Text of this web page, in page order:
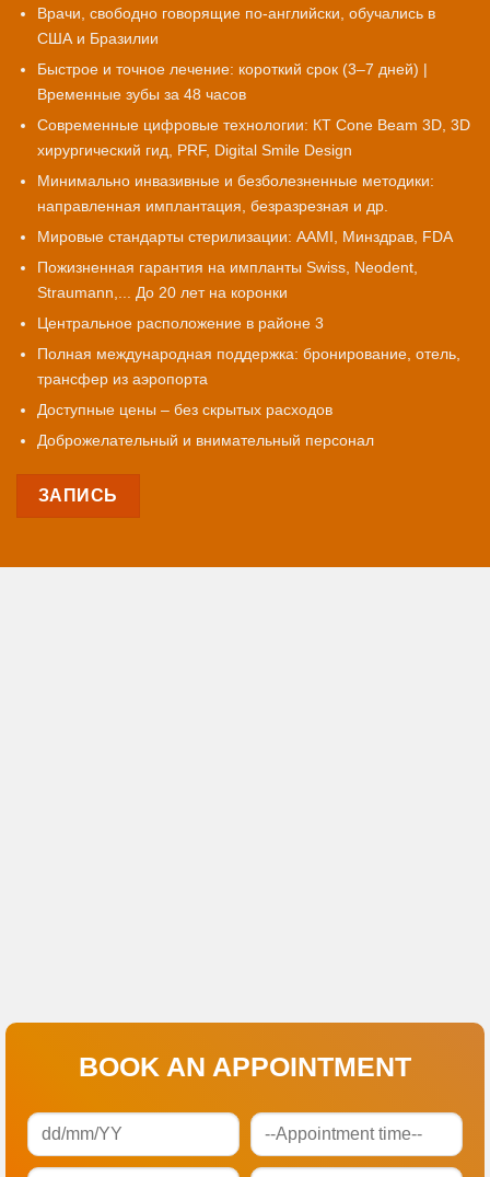
Врачи, свободно говорящие по-английски, обучались в
США и Бразилии
Быстрое и точное лечение: короткий срок (3–7 дней) |
Временные зубы за 48 часов
Современные цифровые технологии: КТ Cone Beam 3D, 3D
хирургический гид, PRF, Digital Smile Design
Минимально инвазивные и безболезненные методики:
направленная имплантация, безразрезная и др.
Мировые стандарты стерилизации: AAMI, Минздрав, FDA
Пожизненная гарантия на импланты Swiss, Neodent,
Straumann,... До 20 лет на коронки
Центральное расположение в районе 3
Полная международная поддержка: бронирование, отель,
трансфер из аэропорта
Доступные цены – без скрытых расходов
Доброжелательный и внимательный персонал
ЗАПИСЬ
BOOK AN APPOINTMENT